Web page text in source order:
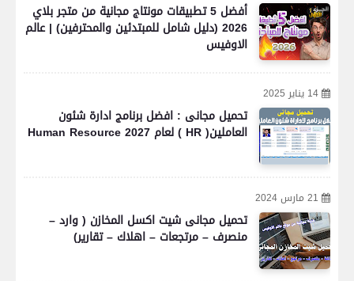
أفضل 5 تطبيقات مونتاج مجانية من متجر بلاي
2026 (دليل شامل للمبتدئين والمحترفين) | عالم
الاوفيس
14 يناير 2025
تحميل مجانى : افضل برنامج ادارة شئون
العاملين( HR ) لعام 2027 Human Resource
21 مارس 2024
تحميل مجانى شيت اكسل المخازن ( وارد –
منصرف – مرتجعات – اهلاك – تقارير)